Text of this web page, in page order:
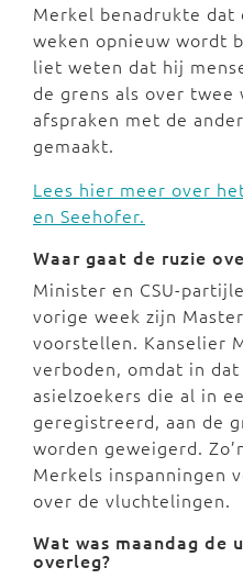
Merkel benadrukte
weken opnieuw wordt
liet weten dat hij
de grens als over twee
afspraken met de
gemaakt.
Lees hier meer over
en Seehofer.
Waar gaat de ruzie
Minister en CSU-
vorige week zijn
voorstellen. Kanselier
verboden, omdat in
asielzoekers die al in
geregistreerd, aan de
worden geweigerd.
Merkels inspanningen
over de vluchtelingen.
Wat was maandag de
overleg?